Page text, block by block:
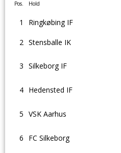
Pos. Hold
1 Ringkøbing IF
2 Stensballe IK
3 Silkeborg IF
4 Hedensted IF
5 VSK Aarhus
6 FC Silkeborg